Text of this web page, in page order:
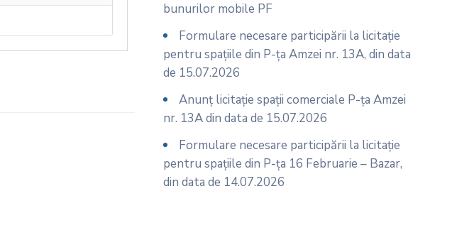
bunurilor mobile PF
Formulare necesare participării la licitație
pentru spațiile din P-ța Amzei nr. 13A, din data
de 15.07.2026
Anunț licitație spații comerciale P-ța Amzei
nr. 13A din data de 15.07.2026
Formulare necesare participării la licitație
pentru spațiile din P-ța 16 Februarie – Bazar,
din data de 14.07.2026